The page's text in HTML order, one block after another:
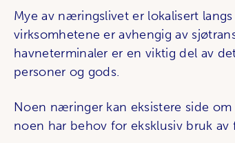
Mye av næringslivet er lokalisert
virksomhetene er avhengig av
havneterminaler er en viktig del av
personer og gods.
Noen næringer kan eksistere side
noen har behov for eksklusiv bruk av